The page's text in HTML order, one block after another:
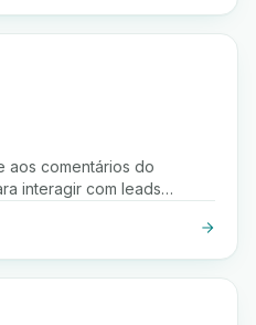
aos comentários do
interagir com leads